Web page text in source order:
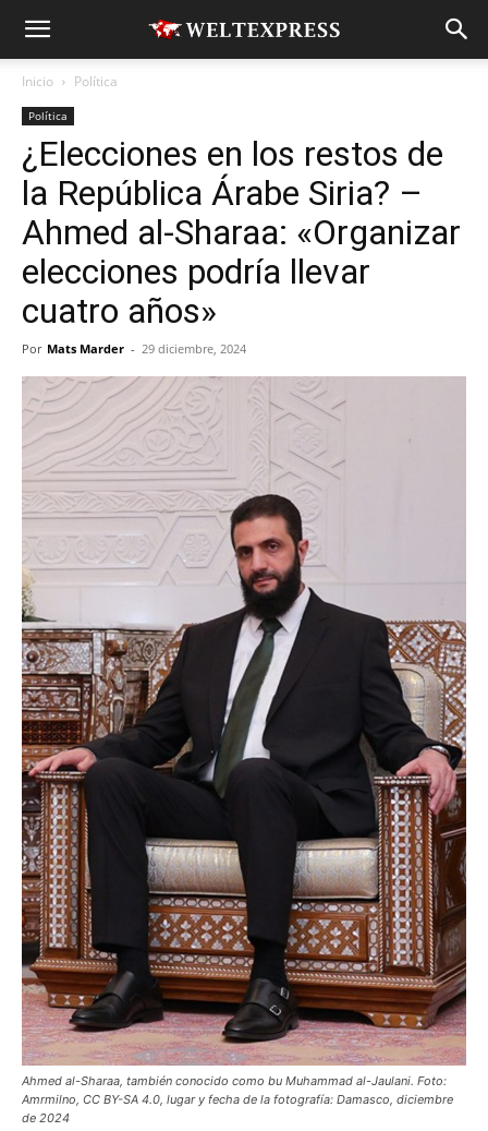
Inicio Política
Política
¿Elecciones en los restos de
la República Árabe Siria? –
Ahmed al-Sharaa: «Organizar
elecciones podría llevar
cuatro años»
Por Mats Marder - 29 diciembre, 2024
Ahmed al-Sharaa, también conocido como bu Muhammad al-Jaulani. Foto:
Amrmilno, CC BY-SA 4.0, lugar y fecha de la fotografía: Damasco, diciembre
de 2024